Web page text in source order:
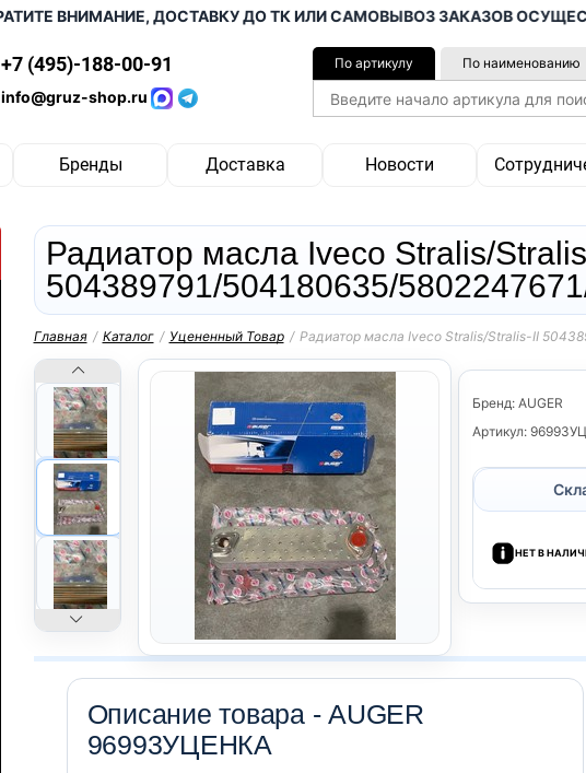
ВНИМАНИЕ, ДОСТАВКУ ДО ТК ИЛИ САМОВЫВОЗ ЗАКАЗОВ
+7 (495)-188-00-91
info@gruz-shop.ru
По артикулу По наименованию
Бренды Доставка Новости
Радиатор масла Iveco Stralis/
504389791/504180635/
Главная / Каталог / Уцененный Товар / Радиатор масла Iveco Stralis/Stralis-II
Бренд: AUGER
Артикул:
НЕТ В
Описание товара - AUGER
96993УЦЕНКА